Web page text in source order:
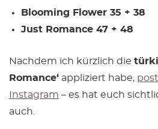
Blooming Flower 35 + 38
Just Romance 47 + 48
Nachdem ich kürzlich die
Romance‘ appliziert habe,
Instagram – es hat euch
auch.